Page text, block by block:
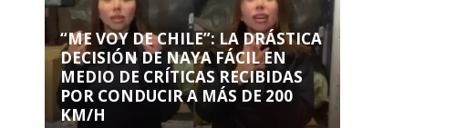
“ME VOY DE CHILE”: LA DRÁSTICA
DECISIÓN DE NAYA FÁCIL EN
MEDIO DE CRÍTICAS RECIBIDAS
POR CONDUCIR A MÁS DE 200
KM/H